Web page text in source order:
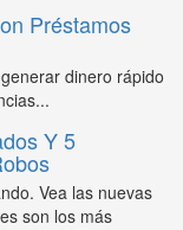
Préstamos
dinero rápido
Y 5
Vea las nuevas
son los más